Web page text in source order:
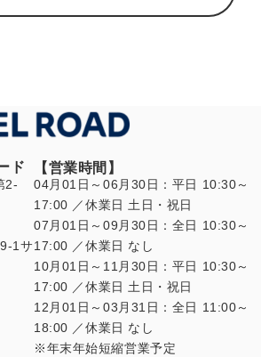
ド
2-
1サ
【営業時間】
04月01日～06月30日：平日 10:30～
17:00 ／休業日 土日・祝日
07月01日～09月30日：全日 10:30～
17:00 ／休業日 なし
10月01日～11月30日：平日 10:30～
17:00 ／休業日 土日・祝日
12月01日～03月31日：全日 11:00～
18:00 ／休業日 なし
年末年始短縮営業予定